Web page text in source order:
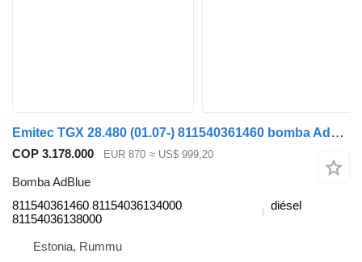
Emitec TGX 28.480 (01.07-) 811540361460 bomba AdBlue para MAN TGL, TGM, TGS, TGX (2005-2021) camión
COP 3.178.000 EUR 870 ≈ US$ 999,20
Bomba AdBlue
811540361460 81154036134000
81154036138000
diésel
Estonia, Rummu